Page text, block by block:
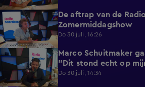
2:21
De aftrap van de
Zomermiddagshow
Do 30 juli, 16:26
2:31
Marco Schuitmaker
"Dit stond echt op
Do 30 juli, 14:34